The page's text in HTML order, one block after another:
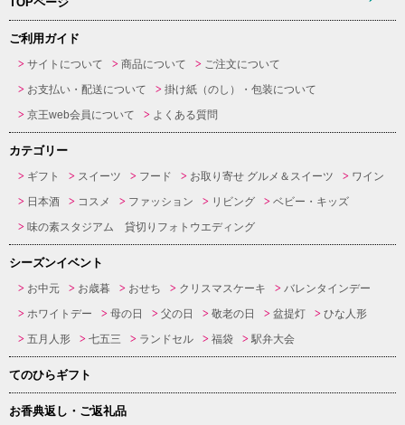
ご利用ガイド
サイトについて 商品について
ご注文について
お支払い・配送について
掛け紙（のし）・包装について
京王web会員について
よくある質問
カテゴリー
ギフト スイーツ フード お取り寄せ グルメ＆スイーツ
ワイン
日本酒
コスメ ファッション リビング
ベビー・キッズ
味の素スタジアム 貸切りフォトウエディング
シーズンイベント
お中元 お歳暮 おせち クリスマスケーキ
バレンタインデー
ホワイトデー
母の日 父の日 敬老の日 盆提灯
ひな人形
五月人形
七五三 ランドセル 福袋 駅弁大会
てのひらギフト
お香典返し・ご返礼品